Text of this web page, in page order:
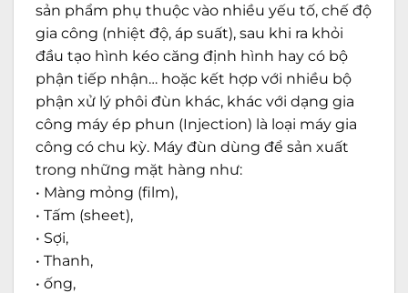
sản phẩm phụ thuộc vào nhiều yếu tố, chế độ
gia công (nhiệt độ, áp suất), sau khi ra khỏi
đầu tạo hình kéo căng định hình hay có bộ
phận tiếp nhận… hoặc kết hợp với nhiều bộ
phận xử lý phôi đùn khác, khác với dạng gia
công máy ép phun (Injection) là loại máy gia
công có chu kỳ. Máy đùn dùng để sản xuất
trong những mặt hàng như:
• Màng mỏng (film),
• Tấm (sheet),
• Sợi,
• Thanh,
• ống,